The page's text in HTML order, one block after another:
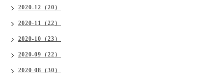
2020-12（20）
2020-11（22）
2020-10（23）
2020-09（22）
2020-08（30）